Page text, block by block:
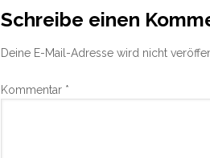
Schreibe einen
Deine E-Mail-Adresse wird nicht
Kommentar *